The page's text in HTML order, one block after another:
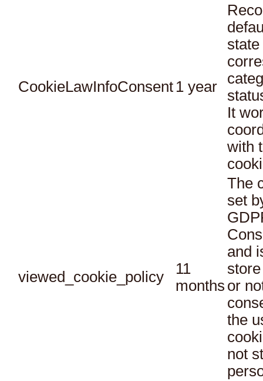
CookieLawInfoConsent 1 year
It
with
viewed_cookie_policy
11
months
The
set
and
or
the
not